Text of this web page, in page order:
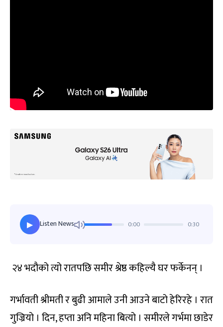
▶ Listen News 0:00 0:30
२४ भदौको त्यो रातपछि समीर श्रेष्ठ कहिल्यै घर फर्केनन् ।
गर्भावती श्रीमती र बुढी आमाले उनी आउने बाटो हेरिरहे । रात
गुज्रियो । दिन, हप्ता अनि महिना बित्यो । समीरले गर्भमा छाडेर